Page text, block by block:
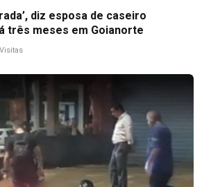
diz esposa de caseiro
três meses em Goianorte
Visitas